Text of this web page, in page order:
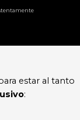
estar al tanto
: